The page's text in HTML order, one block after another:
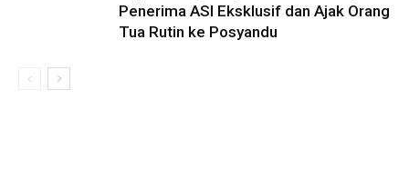
Penerima ASI Eksklusif dan Ajak Orang
Tua Rutin ke Posyandu